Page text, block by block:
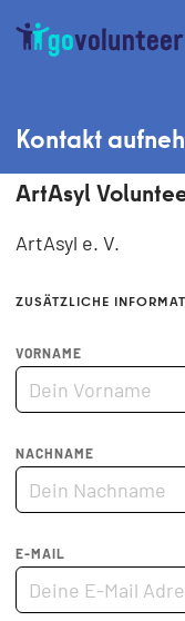
Kontakt
VORNAME
NACHNAME
E-MAIL
ArtAsyl
ArtAsyl e. V.
ZUSÄTZLICHE